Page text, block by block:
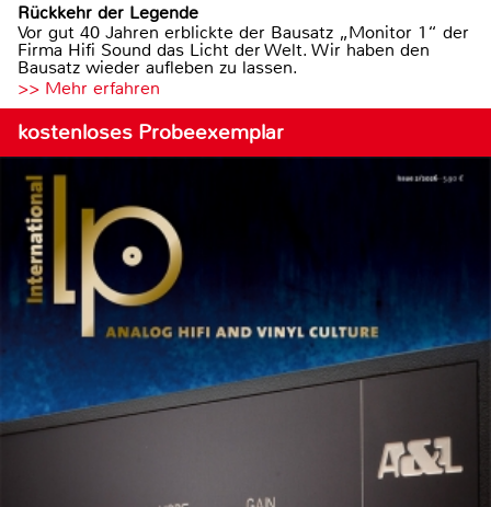
Rückkehr der Legende
Vor gut 40 Jahren erblickte der Bausatz „Monitor 1“ der
Firma Hifi Sound das Licht der Welt. Wir haben den
Bausatz wieder aufleben zu lassen.
>> Mehr erfahren
kostenloses Probeexemplar